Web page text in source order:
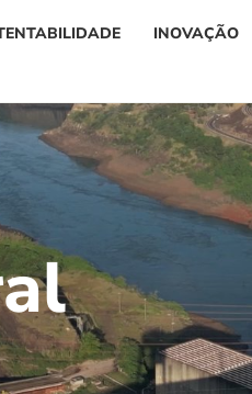
INOVAÇÃO
al